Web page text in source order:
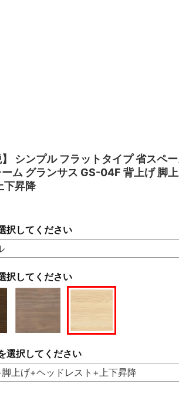
】 シンプル フラットタイプ 省スペ
ーム グランサス GS-04F 背上げ 脚
下昇降
択してください
択してください
選択してください